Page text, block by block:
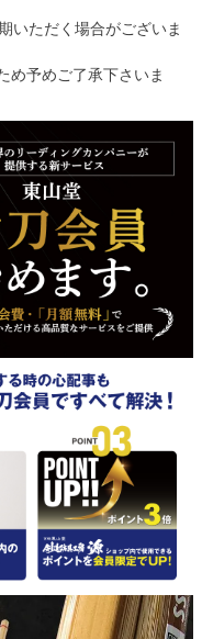
いただく場合がございま
め予めご了承下さいま